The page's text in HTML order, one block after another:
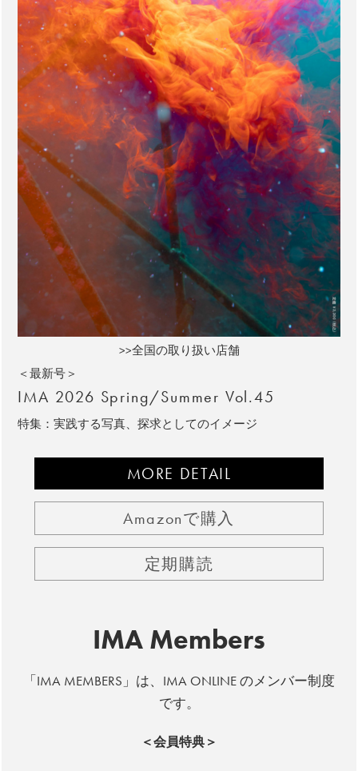
>>全国の取り扱い店舗
＜最新号＞
IMA 2026 Spring/Summer Vol.45
特集：実践する写真、探求としてのイメージ
MORE DETAIL
Amazonで購入
定期購読
IMA Members
「IMA MEMBERS」は、IMA ONLINE のメンバー制度
です。
＜会員特典＞